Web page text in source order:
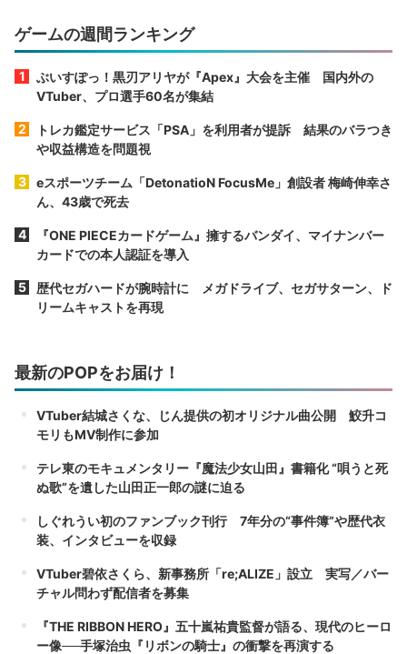
ゲームの週間ランキング
ぶいすぽっ！黒刃アリヤが『Apex』大会を主催 国内外の
VTuber、プロ選手60名が集結
トレカ鑑定サービス「PSA」を利用者が提訴 結果のバラつき
や収益構造を問題視
eスポーツチーム「DetonatioN FocusMe」創設者 梅崎伸幸さ
ん、43歳で死去
『ONE PIECEカードゲーム』擁するバンダイ、マイナンバー
カードでの本人認証を導入
歴代セガハードが腕時計に メガドライブ、セガサターン、ド
リームキャストを再現
最新のPOPをお届け！
VTuber結城さくな、じん提供の初オリジナル曲公開 鮫升コ
モリもMV制作に参加
テレ東のモキュメンタリー『魔法少女山田』書籍化 “唄うと死
ぬ歌”を遺した山田正一郎の謎に迫る
しぐれうい初のファンブック刊行 7年分の“事件簿”や歴代衣
装、インタビューを収録
VTuber碧依さくら、新事務所「re;ALIZE」設立 実写／バー
チャル問わず配信者を募集
『THE RIBBON HERO』五十嵐祐貴監督が語る、現代のヒーロ
ー像──手塚治虫『リボンの騎士』の衝撃を再演する